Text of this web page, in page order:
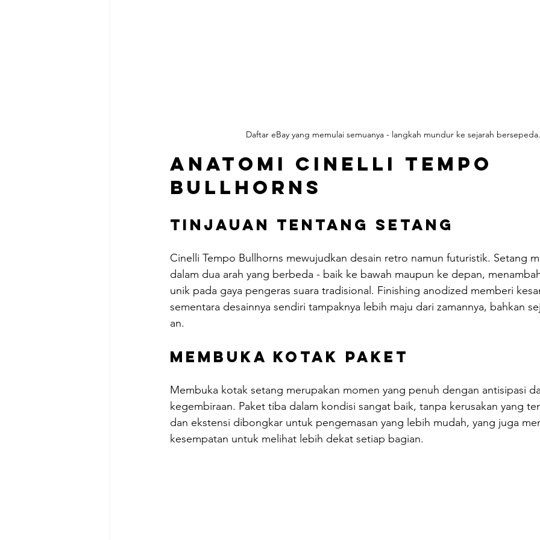
Daftar eBay yang memulai semuanya - langkah mundur ke sejarah bersepeda.
Anatomi Cinelli Tempo
Bullhorns
Tinjauan tentang Setang
Cinelli Tempo Bullhorns mewujudkan desain retro namun futuristik. Setang
dalam dua arah yang berbeda - baik ke bawah maupun ke depan,
unik pada gaya pengeras suara tradisional. Finishing anodized memberi
sementara desainnya sendiri tampaknya lebih maju dari zamannya, bahkan
an.
Membuka Kotak Paket
Membuka kotak setang merupakan momen yang penuh dengan antisipasi
kegembiraan. Paket tiba dalam kondisi sangat baik, tanpa kerusakan yang
dan ekstensi dibongkar untuk pengemasan yang lebih mudah, yang juga
kesempatan untuk melihat lebih dekat setiap bagian.